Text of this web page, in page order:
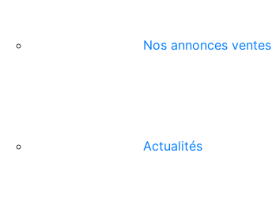
Nos annonces ventes
Actualités